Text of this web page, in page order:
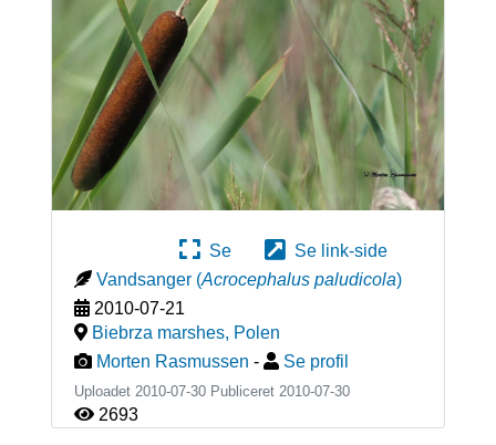
Se
Se link-side
Vandsanger (Acrocephalus paludicola)
2010-07-21
Biebrza marshes, Polen
Morten Rasmussen - Se profil
Uploadet 2010-07-30 Publiceret 2010-07-30
2693